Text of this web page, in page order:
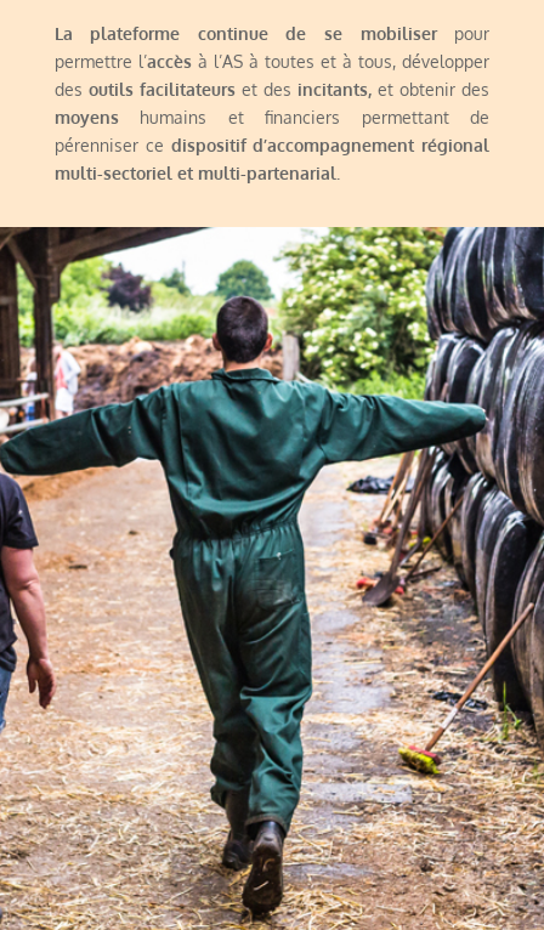
La plateforme continue de se mobiliserpour
permettre l’accèsà l’AS à toutes et à tous, développer
des outils facilitateurset des incitants, et obtenir des
moyenshumains et financiers permettant de
pérenniser ce dispositif d’accompagnement régional
multi-sectoriel et multi-partenarial.